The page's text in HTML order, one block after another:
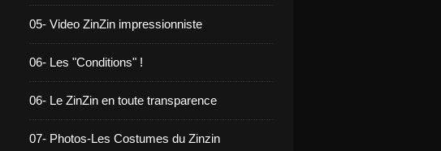
05- Video ZinZin impressionniste
06- Les "Conditions" !
06- Le ZinZin en toute transparence
07- Photos-Les Costumes du Zinzin